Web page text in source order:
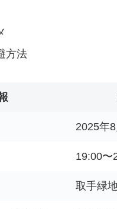
方法
2025年8
19:00〜
取手緑